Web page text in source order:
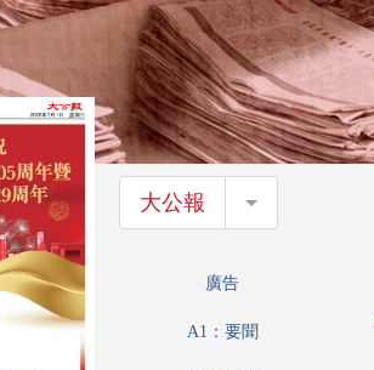
大公報 大公報
廣告
A1：要聞